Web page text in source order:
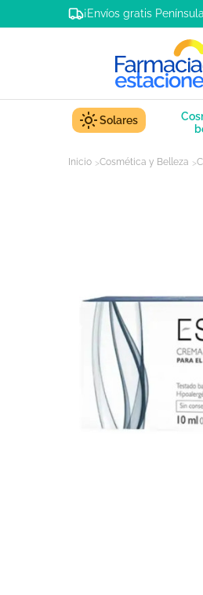
¡Envíos gratis
Solares
Inicio Cosmética y Belleza